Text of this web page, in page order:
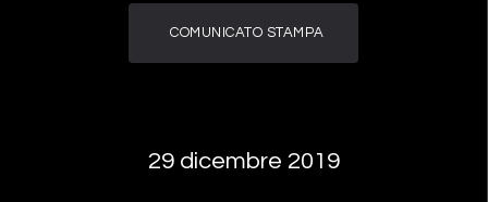
COMUNICATO STAMPA
29 dicembre 2019